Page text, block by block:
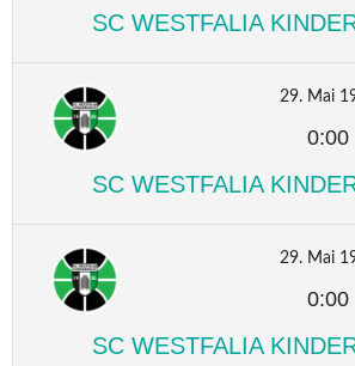
SC WESTFALIA
29. Mai
0:00
SC WESTFALIA
29. Mai
0:00
SC WESTFALIA